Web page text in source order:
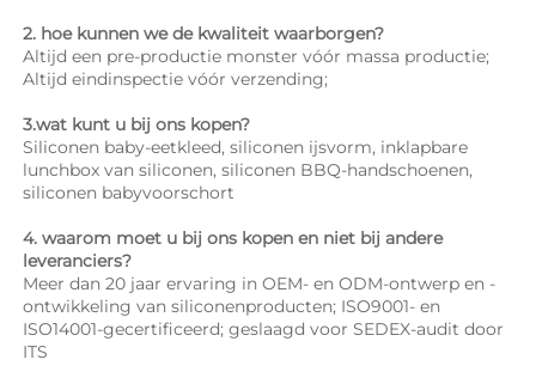
2. hoe kunnen we de kwaliteit waarborgen?
Altijd een pre-productie monster vóór massa productie;
Altijd eindinspectie vóór verzending;
3.wat kunt u bij ons kopen?
Siliconen baby-eetkleed, siliconen ijsvorm, inklapbare
lunchbox van siliconen, siliconen BBQ-handschoenen,
siliconen babyvoorschort
4. waarom moet u bij ons kopen en niet bij andere
leveranciers?
Meer dan 20 jaar ervaring in OEM- en ODM-ontwerp en -
ontwikkeling van siliconenproducten; ISO9001- en
ISO14001-gecertificeerd; geslaagd voor SEDEX-audit door
ITS